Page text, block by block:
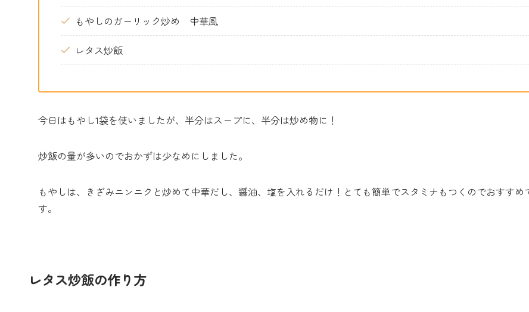
もやしのガーリック炒め 中華風
レタス炒飯
今日はもやし1袋を使いましたが、半分はスープに、半分は炒め物に！
炒飯の量が多いのでおかずは少なめにしました。
もやしは、きざみニンニクと炒めて中華だし、醤油、塩を入れるだけ！とても簡単でスタミナもつくのでおすすめ
す。
レタス炒飯の作り方